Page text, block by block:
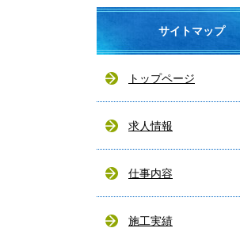
サイトマップ
トップページ
求人情報
仕事内容
施工実績